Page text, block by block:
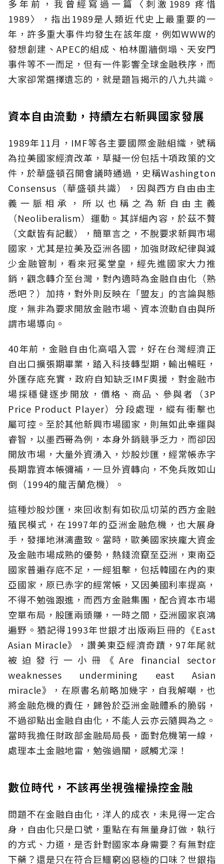
多年前，我曾經寫過一篇〈刺激1989 疼惜
1989〉，指出1989是人類近代史上最重要的一
年，許多重大事件均發生在該年度，例如WWW的
發想創建、APEC的組成、柏林圍牆倒塌、天安門
事件等不一而足，但有一件影響全球金融秩序，而
大家卻常選擇遺忘的，就是題旨揭示的八九共識。
資本自由流動，持續左右新興國家發展
1989年11月，IMF等各主要國際金融組織，號稱
為拉美國家經濟改革，草擬一份包括十項政策的文
件，於華盛頓召開會議時通過，史稱Washington
Consensus（華盛頓共識），因與西方自由由主
義一脈相承，所以也稱之為新自由主義
（Neoliberalism）運動。其詳細內容，於茲不贅
（文獻皆有記載），簡單言之，不脫要求新興市場
國家，尤其是拉美及亞洲各國，加強財政紀律與減
少金融管制，看來冠冕堂皇，經先進國家大力推
銷，觀念轉介至台灣，對內適時為金融自由化（熟
悉吧？）加持，對外則反映在「盟友」的言論與態
度，無非為要求開放金融市場、資本流動自由與所
謂市場導向。
40年前，金融自由化高唱入雲，好在台灣經濟正
自出口擴張期畢業，踏入科技轉型期，輸出暢旺，
外匯存底充實，政府自知缺乏IMF奧援，對金融市
場採穩健逐步開放，價格、商品、參與者（3P
Price Product Player）分段處理，縱有衝擊也
屬可控。至於其他新興市場國家，則無如此幸運與
睿智，以墨西哥為例，本身外銷競爭乏力，而卻因
開放市場，大量外資湧入，炒股炒匯，經常帳赤字
長期靠資本帳彌補，一旦外資轉向，不免兵敗如山
倒（1994的龍舌蘭危機）。
這種炒股炒匯，來回收割有如砍瓜切菜的西方金融
殖民模式，在1997年的亞洲金融危機，也大展身
手，發揮地淋漓盡致。當時，歐美國家挾龐大資金
及金融市場成熟的優勢，熱錢流竄至亞洲，東南亞
國家普遍存底不足，一經狙擊，包括韓國在內的東
亞國家，原已赤字的經常帳，又因美國利率提高，
不得不勉強跟進，而西方金融集團，配合資本市場
空單布局，股匯兩頭賺，一時之間，亞洲國家哀鴻
遍野。猶記得1993年世銀才出版兩巨冊的《East
Asian Miracle》，讚美東亞經濟奇蹟，97年尾就
被迫發行一小冊《Are financial sector
weaknesses undermining east Asian
miracle》，在原書名前略加幾字，自我解嘲，也
將金融危機的責任，歸咎於亞洲金融體系的脆弱，
不過卻點出金融自由化，不能人云亦云隨興為之。
當時我擔任財政部金融局局長，面對危機第一線，
處理本土金融地雷，勉強過關，感觸尤深！
數位時代，不該再坐視強權操控金融
問題不在金融自由化，洋人的成衣，未見得一定合
身，自由化只是口號，重點在有無量身訂做，執行
的方式、力道，是否針對國家本身需要？有無對症
下藥？還是只在符合巨鱷窮凶惡極的口味？世銀指